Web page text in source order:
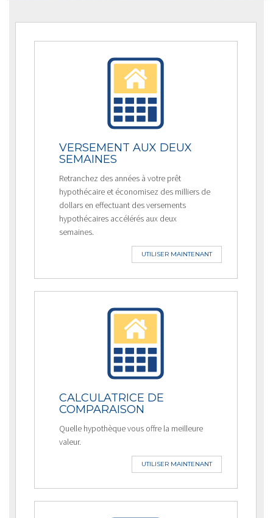
VERSEMENT AUX DEUX
SEMAINES
Retranchez des années à votre prêt
hypothécaire et économisez des milliers de
dollars en effectuant des versements
hypothécaires accélérés aux deux
semaines.
UTILISER MAINTENANT
CALCULATRICE DE
COMPARAISON
Quelle hypothèque vous offre la meilleure
valeur.
UTILISER MAINTENANT